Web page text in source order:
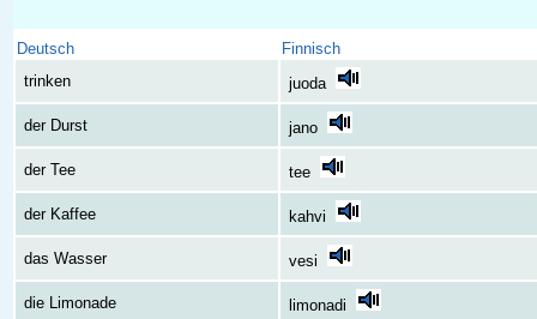
Deutsch
Finnisch
trinken
juoda
der Durst jano
der Tee tee
der Kaffee kahvi
das Wasser vesi
die Limonade limonadi